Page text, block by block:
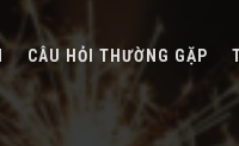
CÂU HỎI THƯỜNG GẶP